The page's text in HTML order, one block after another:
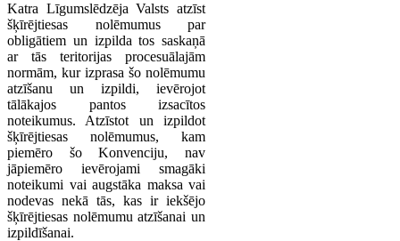
Katra Līgumslēdzēja Valsts atzīst
šķīrējtiesas nolēmumus par
obligātiem un izpilda tos saskaņā
ar tās teritorijas procesuālajām
normām, kur izprasa šo nolēmumu
atzīšanu un izpildi, ievērojot
tālākajos pantos izsacītos
noteikumus. Atzīstot un izpildot
šķīrējtiesas nolēmumus, kam
piemēro šo Konvenciju, nav
jāpiemēro ievērojami smagāki
noteikumi vai augstāka maksa vai
nodevas nekā tās, kas ir iekšējo
šķīrējtiesas nolēmumu atzīšanai un
izpildīšanai.